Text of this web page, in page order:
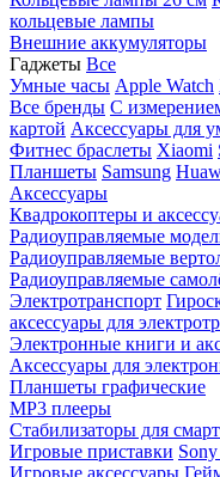
кольцевые лампы
Внешние аккумуляторы
Гаджеты Все
Умные часы Apple Watch
Все бренды C
картой Аксессуары для
Фитнес браслеты Xiaomi
Планшеты Samsung
Аксессуары
Квадрокоптеры и
Радиоуправляемые
Радиоуправляемые
Радиоуправляемые
Электротранспорт
аксессуары для
Электронные книги и
Аксессуары для
Планшеты графические
MP3 плееры
Стабилизаторы для
Игровые приставки
Игровые аксессуары